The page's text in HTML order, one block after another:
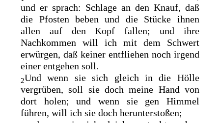
und er sprach: Schlage an den Knauf, daß
die Pfosten beben und die Stücke ihnen
allen auf den Kopf fallen; und ihre
Nachkommen will ich mit dem Schwert
erwürgen, daß keiner entfliehen noch irgend
einer entgehen soll.
2Und wenn sie sich gleich in die Hölle
vergrüben, soll sie doch meine Hand von
dort holen; und wenn sie gen Himmel
führen, will ich sie doch herunterstoßen;